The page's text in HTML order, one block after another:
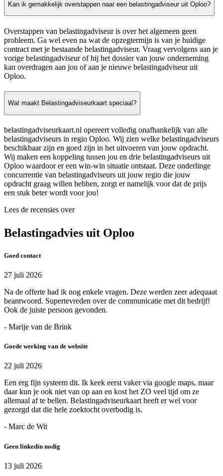
Kan ik gemakkelijk overstappen naar een belastingadviseur uit Oploo?
Overstappen van belastingadviseur is over het algemeen geen
probleem. Ga wel even na wat de opzegtermijn is van je huidige
contract met je bestaande belastingadviseur. Vraag vervolgens aan je
vorige belastingadviseur of hij het dossier van jouw onderneming
kan overdragen aan jou of aan je nieuwe belastingadviseur uit
Oploo.
Wat maakt Belastingadviseurkaart speciaal?
belastingadviseurkaart.nl opereert volledig onafhankelijk van alle
belastingadviseurs in regio Oploo. Wij zien welke belastingadviseurs
beschikbaar zijn en goed zijn in het uitvoeren van jouw opdracht.
Wij maken een koppeling tussen jou en drie belastingadviseurs uit
Oploo waardoor er een win-win situatie ontstaat. Deze onderlinge
concurrentie van belastingadviseurs uit jouw regio die jouw
opdracht graag willen hebben, zorgt er namelijk voor dat de prijs
een stuk beter wordt voor jou!
Lees de recensies over
Belastingadvies uit Oploo
Goed contact
27 juli 2026
Na de offerte had ik nog enkele vragen. Deze werden zeer adequaat
beantwoord. Supertevreden over de communicatie met dit bedrijf!
Ook de juiste persoon gevonden.
- Marije van de Brink
Goede werking van de website
22 juli 2026
Een erg fijn systeem dit. Ik keek eerst vaker via google maps, maar
daar kun je ook niet van op aan en kost het ZO veel tijd om ze
allemaal af te bellen. Belastingadviseurkaart heeft er wel voor
gezorgd dat die hele zoektocht overbodig is.
- Marc de Wit
Geen linkedin nodig
13 juli 2026